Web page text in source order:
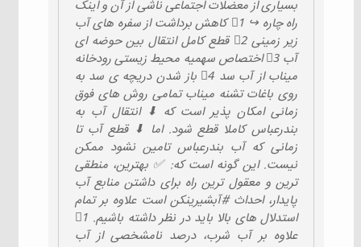
بسیاری از معضلات اجتماعی ناشی از آن و اینک
راه چاره ↪ 1⃣ کاهش برداشت از سفره های آب
زیر زمینی 2⃣ قطع کامل انتقال بین حوضه ای
آب 3⃣ اختصاص سهمیه محیط زیستی رودخانه
میناب از آب سد 4⃣ باز شدن دریچه ی سد به
روی باغات تشنه میناب تمامی روش های فوق
زمانی امکان پذیر است که ⬇ انتقال آب به
بندرعباس کاملا قطع شود. اما ⬇ قطع آب تا
زمانی که آب بندرعباس تامین نشود ممکن
نیست. این گونه است که: ✅ بهترین، منطقی
ترین و معقول ترین راه برای داشتن منابع آب
پایدار، احداث #آبشیرینکن است علاوه بر تمام
استدلال های بالا باید در نظر داشته باشیم. 1⃣
علاوه بر آب شرب، درصد نامشخصی از آب